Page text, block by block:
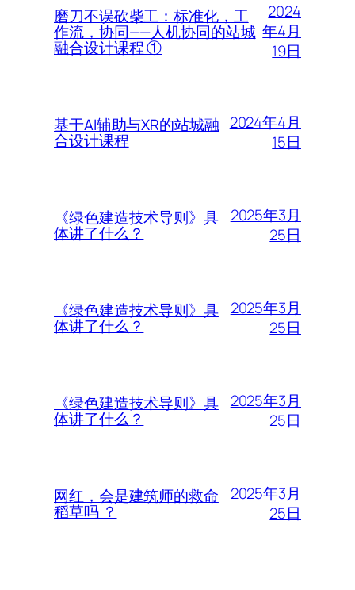
磨刀不误砍柴工：标准化，工
作流，协同——人机协同的站城
融合设计课程 ①
2024
年4月
19日
基于AI辅助与XR的站城融
合设计课程
2024年4月
15日
《绿色建造技术导则》具
体讲了什么？
2025年3月
25日
《绿色建造技术导则》具
体讲了什么？
2025年3月
25日
《绿色建造技术导则》具
体讲了什么？
2025年3月
25日
网红，会是建筑师的救命
稻草吗 ？
2025年3月
25日